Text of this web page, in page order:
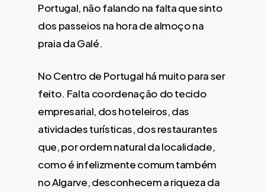
Portugal, não falando na falta que sinto
dos passeios na hora de almoço na
praia da Galé.
No Centro de Portugal há muito para ser
feito. Falta coordenação do tecido
empresarial, dos hoteleiros, das
atividades turísticas, dos restaurantes
que, por ordem natural da localidade,
como é infelizmente comum também
no Algarve, desconhecem a riqueza da